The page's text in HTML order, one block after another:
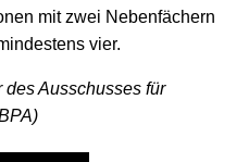
mit zwei Nebenfächern
vier.
des Ausschusses für